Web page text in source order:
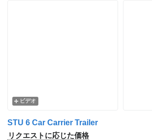
ビデオ
STU 6 Car Carrier Trailer
リクエストに応じた価格